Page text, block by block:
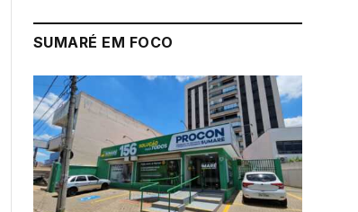
SUMARÉ EM FOCO